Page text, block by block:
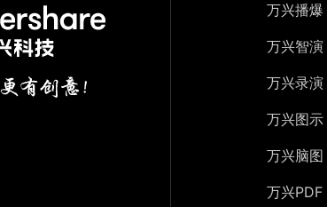
万兴播爆
万兴智演
万兴录演
万兴图示
万兴脑图
万兴PDF